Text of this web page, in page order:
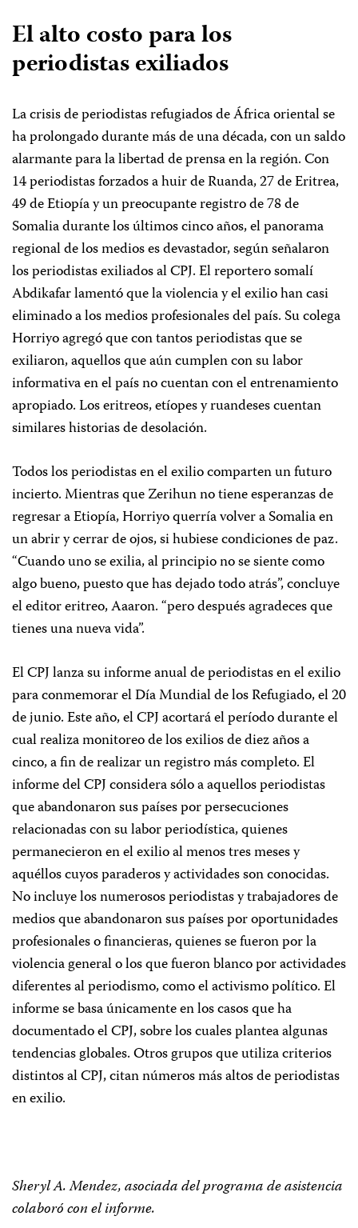
El alto costo para los
periodistas exiliados
La crisis de periodistas refugiados de África oriental se
ha prolongado durante más de una década, con un saldo
alarmante para la libertad de prensa en la región. Con
14 periodistas forzados a huir de Ruanda, 27 de Eritrea,
49 de Etiopía y un preocupante registro de 78 de
Somalia durante los últimos cinco años, el panorama
regional de los medios es devastador, según señalaron
los periodistas exiliados al CPJ. El reportero somalí
Abdikafar lamentó que la violencia y el exilio han casi
eliminado a los medios profesionales del país. Su colega
Horriyo agregó que con tantos periodistas que se
exiliaron, aquellos que aún cumplen con su labor
informativa en el país no cuentan con el entrenamiento
apropiado. Los eritreos, etíopes y ruandeses cuentan
similares historias de desolación.
Todos los periodistas en el exilio comparten un futuro
incierto. Mientras que Zerihun no tiene esperanzas de
regresar a Etiopía, Horriyo querría volver a Somalia en
un abrir y cerrar de ojos, si hubiese condiciones de paz.
“Cuando uno se exilia, al principio no se siente como
algo bueno, puesto que has dejado todo atrás”, concluye
el editor eritreo, Aaaron. “pero después agradeces que
tienes una nueva vida”.
El CPJ lanza su informe anual de periodistas en el exilio
para conmemorar el Día Mundial de los Refugiado, el 20
de junio. Este año, el CPJ acortará el período durante el
cual realiza monitoreo de los exilios de diez años a
cinco, a fin de realizar un registro más completo. El
informe del CPJ considera sólo a aquellos periodistas
que abandonaron sus países por persecuciones
relacionadas con su labor periodística, quienes
permanecieron en el exilio al menos tres meses y
aquéllos cuyos paraderos y actividades son conocidas.
No incluye los numerosos periodistas y trabajadores de
medios que abandonaron sus países por oportunidades
profesionales o financieras, quienes se fueron por la
violencia general o los que fueron blanco por actividades
diferentes al periodismo, como el activismo político. El
informe se basa únicamente en los casos que ha
documentado el CPJ, sobre los cuales plantea algunas
tendencias globales. Otros grupos que utiliza criterios
distintos al CPJ, citan números más altos de periodistas
en exilio.
Sheryl A. Mendez, asociada del programa de asistencia
colaboró con el informe.